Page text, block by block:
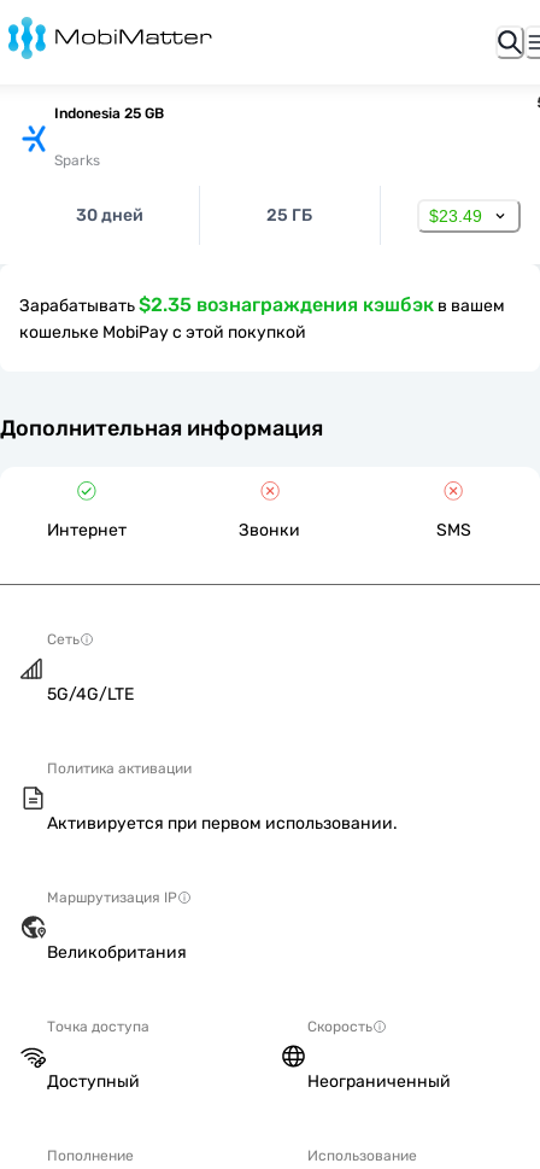
Indonesia 25 GB
Sparks
30 дней 25 ГБ $23.49
Зарабатывать$2.35 вознаграждения кэшбэк в вашем
кошельке MobiPay с этой покупкой
Дополнительная информация
Интернет Звонки SMS
Сеть
5G/4G/LTE
Политика активации
Активируется при первом использовании.
Маршрутизация IP
Великобритания
Точка доступа
Доступный
Скорость
Неограниченный
Пополнение Использование